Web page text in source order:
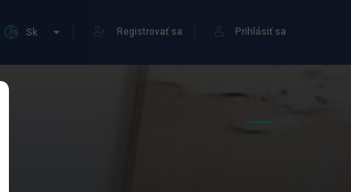
Prihlásiť sa
Registrovať sa
Sk